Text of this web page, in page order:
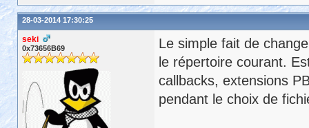
28-03-2014 17:30:25
seki
0x73656B69
Le simple fait de
le répertoire courant.
callbacks, extensions
pendant le choix de